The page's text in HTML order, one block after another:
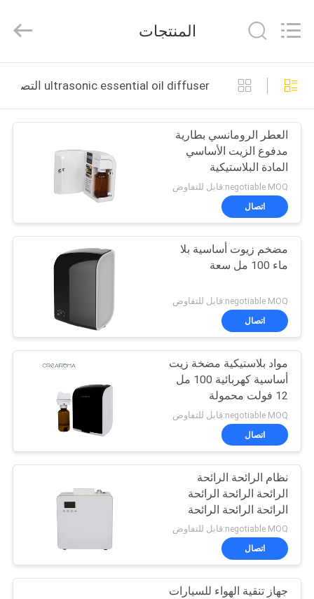
منزل،
بيت
منتجات
أشرطة
فيديو
عرض
الافتراضي
معلومات
جولة
في
المعمل
مراقبة
الجودة
اتصل
Market.
Developed
ECER
المنتجات
ultrasonic essential oil diffuser التصنيع عبر الإنترنت
العطر الرومانسي بطارية
مدفوع الزيت الأساسي
المادة البلاستيكية
negotiable MOQ:قابل للتفاوض
اتصال
مضخم زيوت أساسية بلا
ماء 100 مل سعة
negotiable MOQ:قابل للتفاوض
اتصال
مواد بلاستيكية مضخة زيت
أساسية كهربائية 100 مل
12 فولت محمولة
negotiable MOQ:قابل للتفاوض
اتصال
نظام الرائحة الرائحة
الرائحة الرائحة الرائحة
الرائحة الرائحة الرائحة
الرائحة الرائحة الرائحة
الرائحة الرائحة الرائحة
الرائحة
negotiable MOQ:قابل للتفاوض
اتصال
جهاز تنقية الهواء للسيارات